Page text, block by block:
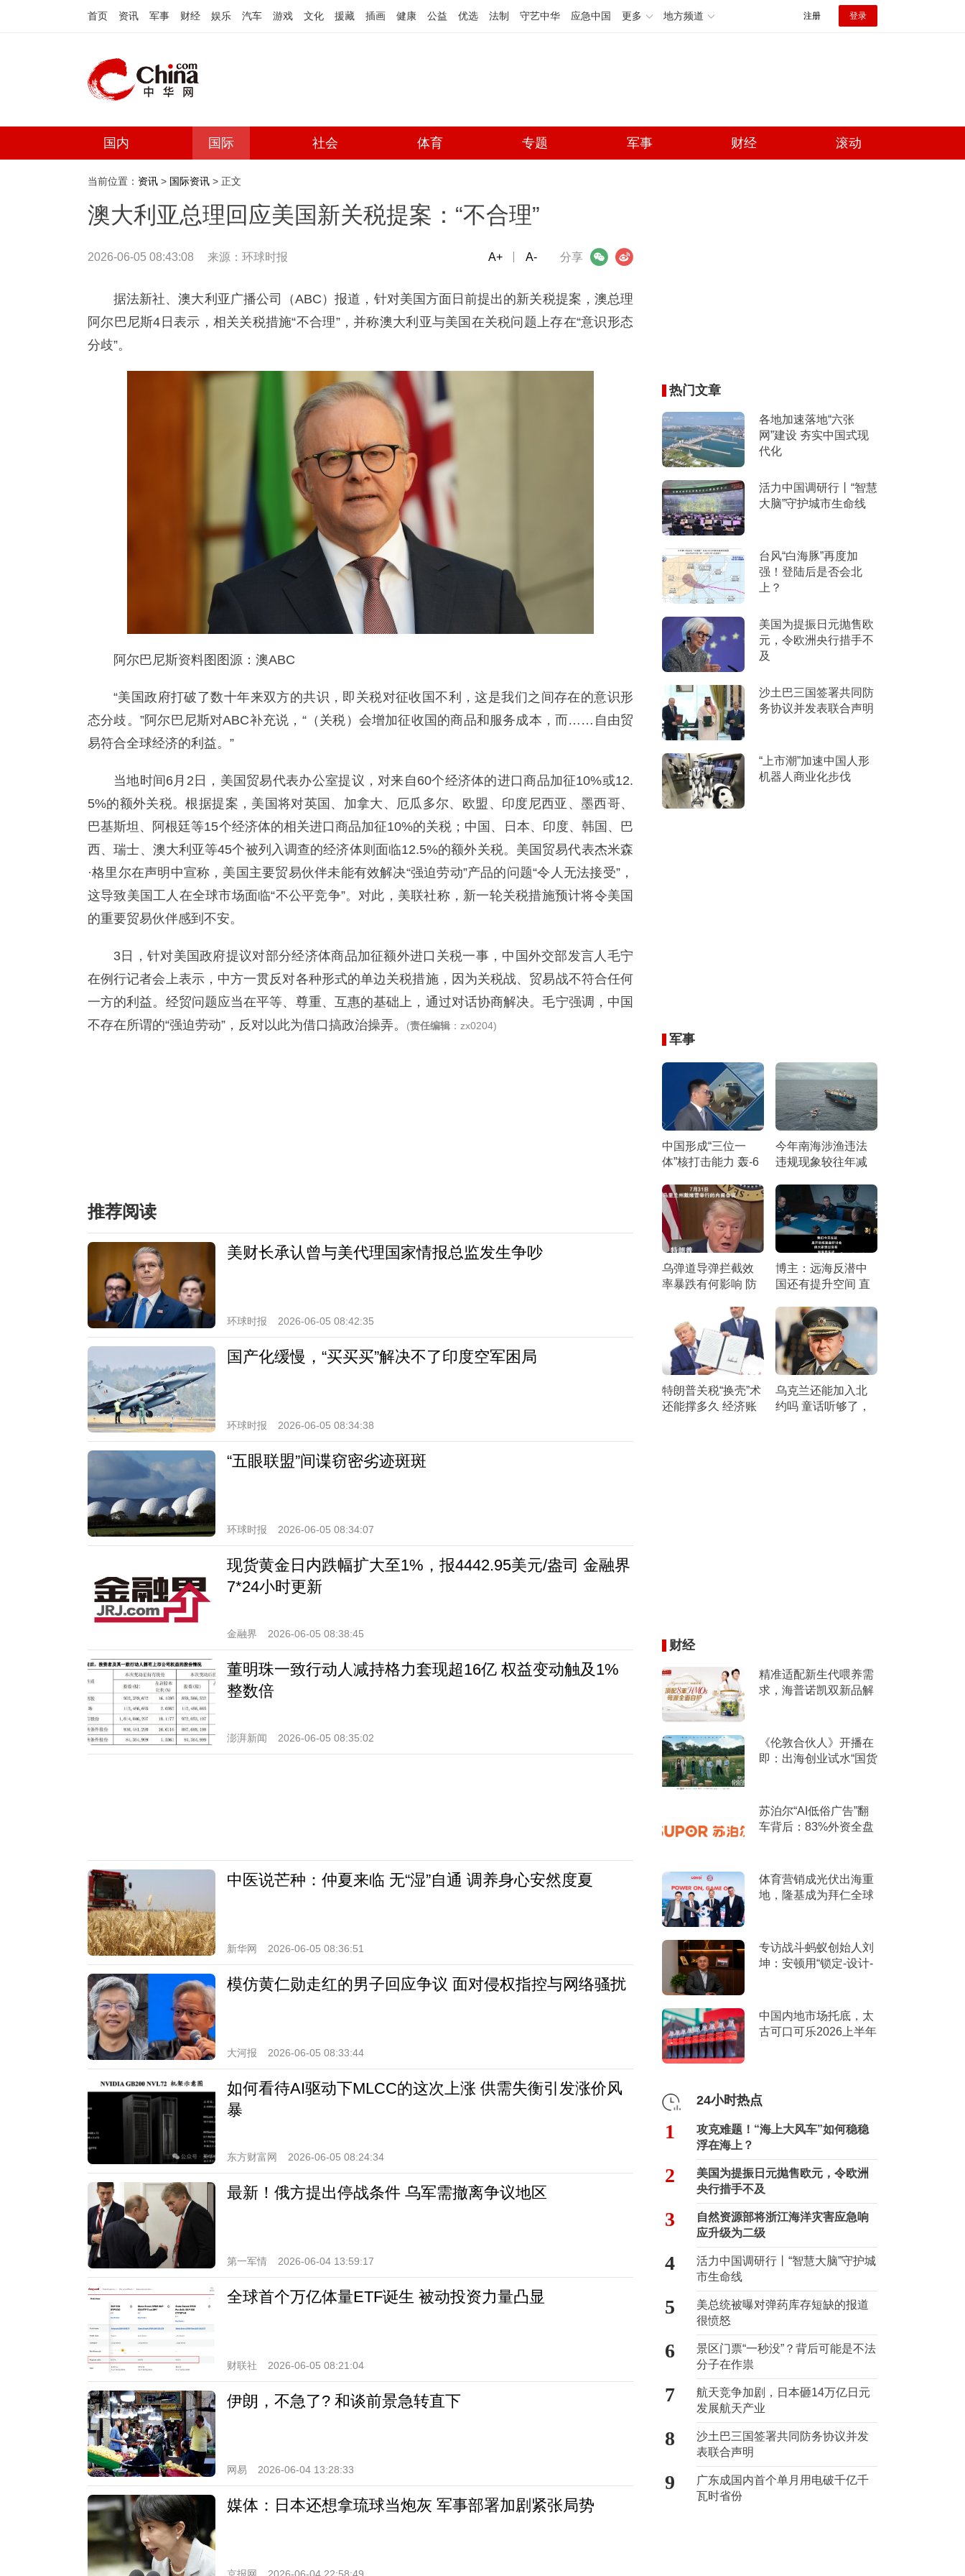
首页 资讯 军事 财经 娱乐 汽车 游戏 文化 援藏 插画 健康 公益 优选 法制 守艺中华 应急中国 更多 地方频道 注册 登录
国内 国际 社会 体育 专题 军事 财经 滚动
当前位置： 资讯 > 国际资讯 > 正文
澳大利亚总理回应美国新关税提案：“不合理”
2026-06-05 08:43:08 来源： 环球时报 分享
微信 微博
A+ A-
据法新社、澳大利亚广播公司（ABC）报道，针对美国方面日前提出的新关税提案，澳总理
阿尔巴尼斯4日表示，相关关税措施“不合理”，并称澳大利亚与美国在关税问题上存在“意识形态
分歧”。
阿尔巴尼斯资料图图源：澳ABC
“美国政府打破了数十年来双方的共识，即关税对征收国不利，这是我们之间存在的意识形
态分歧。”阿尔巴尼斯对ABC补充说，“（关税）会增加征收国的商品和服务成本，而……自由贸
易符合全球经济的利益。”
当地时间6月2日，美国贸易代表办公室提议，对来自60个经济体的进口商品加征10%或12.
5%的额外关税。根据提案，美国将对英国、加拿大、厄瓜多尔、欧盟、印度尼西亚、墨西哥、
巴基斯坦、阿根廷等15个经济体的相关进口商品加征10%的关税；中国、日本、印度、韩国、巴
西、瑞士、澳大利亚等45个被列入调查的经济体则面临12.5%的额外关税。美国贸易代表杰米森
·格里尔在声明中宣称，美国主要贸易伙伴未能有效解决“强迫劳动”产品的问题“令人无法接受”，
这导致美国工人在全球市场面临“不公平竞争”。对此，美联社称，新一轮关税措施预计将令美国
的重要贸易伙伴感到不安。
3日，针对美国政府提议对部分经济体商品加征额外进口关税一事，中国外交部发言人毛宁
在例行记者会上表示，中方一贯反对各种形式的单边关税措施，因为关税战、贸易战不符合任何
一方的利益。经贸问题应当在平等、尊重、互惠的基础上，通过对话协商解决。毛宁强调，中国
不存在所谓的“强迫劳动”，反对以此为借口搞政治操弄。
(责任编辑 ：zx0204)
推荐阅读
美财长承认曾与美代理国家情报总监发生争吵
环球时报 2026-06-05 08:42:35
国产化缓慢，“买买买”解决不了印度空军困局
环球时报 2026-06-05 08:34:38
“五眼联盟”间谍窃密劣迹斑斑
环球时报 2026-06-05 08:34:07
现货黄金日内跌幅扩大至1%，报4442.95美元/盎司 金融界
7*24小时更新
金融界 2026-06-05 08:38:45
董明珠一致行动人减持格力套现超16亿 权益变动触及1%
整数倍
澎湃新闻 2026-06-05 08:35:02
中医说芒种：仲夏来临 无“湿”自通 调养身心安然度夏
新华网 2026-06-05 08:36:51
模仿黄仁勋走红的男子回应争议 面对侵权指控与网络骚扰
大河报 2026-06-05 08:33:44
如何看待AI驱动下MLCC的这次上涨 供需失衡引发涨价风
暴
东方财富网 2026-06-05 08:24:34
最新！俄方提出停战条件 乌军需撤离争议地区
第一军情 2026-06-04 13:59:17
全球首个万亿体量ETF诞生 被动投资力量凸显
财联社 2026-06-05 08:21:04
伊朗，不急了? 和谈前景急转直下
网易 2026-06-04 13:28:33
媒体：日本还想拿琉球当炮灰 军事部署加剧紧张局势
热门文章
各地加速落地“六张
网”建设 夯实中国式现
代化
活力中国调研行丨“智慧
大脑”守护城市生命线
台风“白海豚”再度加
强！登陆后是否会北
上？
美国为提振日元抛售欧
元，令欧洲央行措手不
及
沙土巴三国签署共同防
务协议并发表联合声明
“上市潮”加速中国人形
机器人商业化步伐
军事
中国形成“三位一
体”核打击能力 轰-6
注
今年南海涉渔违法
违规现象较往年减
著
乌弹道导弹拦截效
率暴跌有何影响 防
博主：远海反潜中
国还有提升空间 直
特朗普关税“换壳”术
还能撑多久 经济账
乌克兰还能加入北
约吗 童话听够了，
财经
精准适配新生代喂养需
求，海普诺凯双新品解
《伦敦合伙人》开播在
即：出海创业试水“国货
苏泊尔“AI低俗广告”翻
车背后：83%外资全盘
体育营销成光伏出海重
地，隆基成为拜仁全球
专访战斗蚂蚁创始人刘
坤：安顿用“锁定-设计-
中国内地市场托底，太
古可口可乐2026上半年
24小时热点
1
攻克难题！“海上大风车”如何稳稳
浮在海上？
2
美国为提振日元抛售欧元，令欧洲
央行措手不及
3
自然资源部将浙江海洋灾害应急响
应升级为二级
4
活力中国调研行丨“智慧大脑”守护城
市生命线
5
美总统被曝对弹药库存短缺的报道
很愤怒
6
景区门票“一秒没”？背后可能是不法
分子在作祟
7
航天竞争加剧，日本砸14万亿日元
发展航天产业
8
沙土巴三国签署共同防务协议并发
表联合声明
9
广东成国内首个单月用电破千亿千
瓦时省份